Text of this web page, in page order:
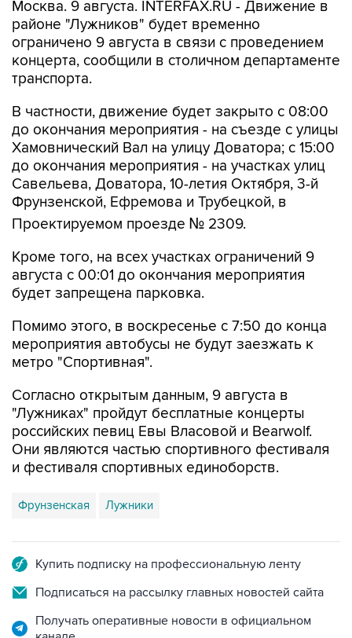
Москва. 9 августа. INTERFAX.RU - Движение в
районе "Лужников" будет временно
ограничено 9 августа в связи с проведением
концерта, сообщили в столичном департаменте
транспорта.
В частности, движение будет закрыто с 08:00
до окончания мероприятия - на съезде с улицы
Хамовнический Вал на улицу Доватора; с 15:00
до окончания мероприятия - на участках улиц
Савельева, Доватора, 10-летия Октября, 3-й
Фрунзенской, Ефремова и Трубецкой, в
Проектируемом проезде № 2309.
Кроме того, на всех участках ограничений 9
августа с 00:01 до окончания мероприятия
будет запрещена парковка.
Помимо этого, в воскресенье с 7:50 до конца
мероприятия автобусы не будут заезжать к
метро "Спортивная".
Согласно открытым данным, 9 августа в
"Лужниках" пройдут бесплатные концерты
российских певиц Евы Власовой и Bearwolf.
Они являются частью спортивного фестиваля
и фестиваля спортивных единоборств.
Фрунзенская Лужники
Купить подписку на профессиональную ленту
Подписаться на рассылку главных новостей сайта
Получать оперативные новости в официальном